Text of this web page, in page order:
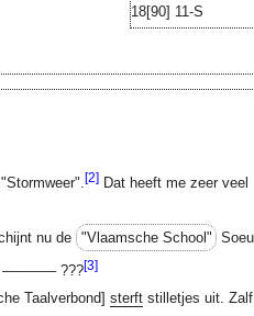
18[90] 11-S
[2]Dat heeft me zeer veel
nu de "Vlaamsche School"
???[3]
Taalverbond] sterftstilletjes uit.